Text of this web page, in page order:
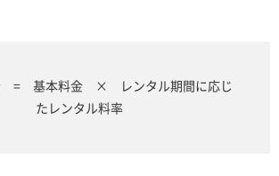
= 基本料金 × レンタル期間に応じ
たレンタル料率